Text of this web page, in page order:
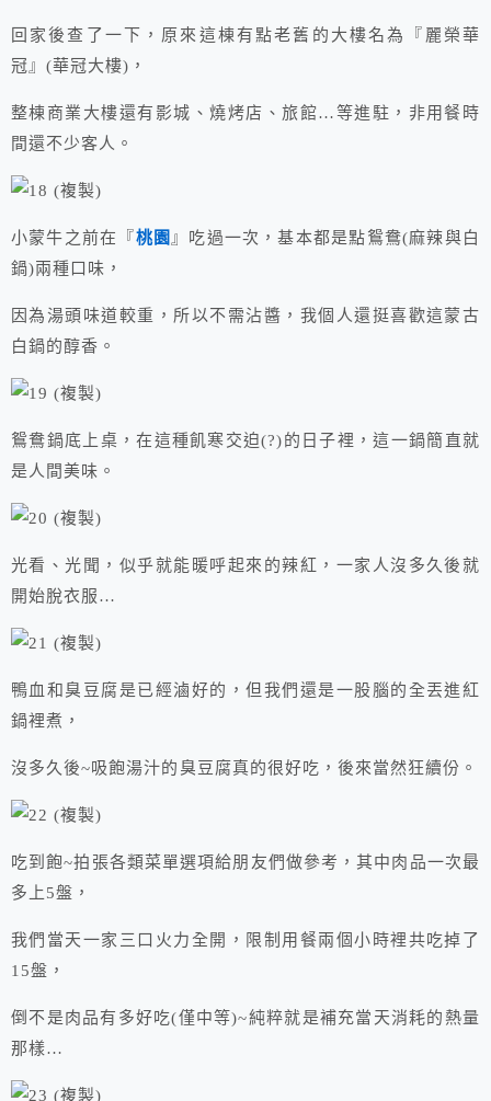
回家後查了一下，原來這棟有點老舊的大樓名為『麗榮華
冠』(華冠大樓)，
整棟商業大樓還有影城、燒烤店、旅館…等進駐，非用餐時
間還不少客人。
小蒙牛之前在『桃園』吃過一次，基本都是點鴛鴦(麻辣與白
鍋)兩種口味，
因為湯頭味道較重，所以不需沾醬，我個人還挺喜歡這蒙古
白鍋的醇香。
鴛鴦鍋底上桌，在這種飢寒交迫(?)的日子裡，這一鍋簡直就
是人間美味。
光看、光聞，似乎就能暖呼起來的辣紅，一家人沒多久後就
開始脫衣服…
鴨血和臭豆腐是已經滷好的，但我們還是一股腦的全丟進紅
鍋裡煮，
沒多久後~吸飽湯汁的臭豆腐真的很好吃，後來當然狂續份。
吃到飽~拍張各類菜單選項給朋友們做參考，其中肉品一次最
多上5盤，
我們當天一家三口火力全開，限制用餐兩個小時裡共吃掉了
15盤，
倒不是肉品有多好吃(僅中等)~純粹就是補充當天消耗的熱量
那樣…